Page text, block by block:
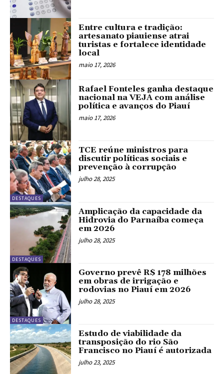
Entre cultura e tradição:
artesanato piauiense atrai
turistas e fortalece identidade
local
maio 17, 2026
Rafael Fonteles ganha destaque
nacional na VEJA com análise
política e avanços do Piauí
maio 17, 2026
DESTAQUES
TCE reúne ministros para
discutir políticas sociais e
prevenção à corrupção
julho 28, 2025
DESTAQUES
Amplicação da capacidade da
Hidrovia do Parnaíba começa
em 2026
julho 28, 2025
DESTAQUES
Governo prevê R$ 178 milhões
em obras de irrigação e
rodovias no Piauí em 2026
julho 28, 2025
Estudo de viabilidade da
transposição do rio São
Francisco no Piauí é autorizada
julho 23, 2025